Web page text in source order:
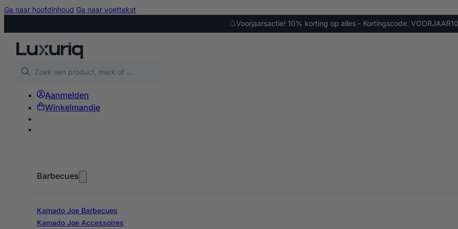
Ga naar hoofdinhoud Ga naar voettekst
Voorjaarsactie! 10% korting op alles - Kortingscode: VOORJAAR10
Zoeken
Aanmelden
Winkelmandje
Barbecues
Kamado Joe Barbecues
Kamado Joe Accessoires